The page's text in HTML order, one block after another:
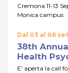
Cremona 11-13
Monica campus
Dal 03 al 06
38th
Health
E' aperta la call